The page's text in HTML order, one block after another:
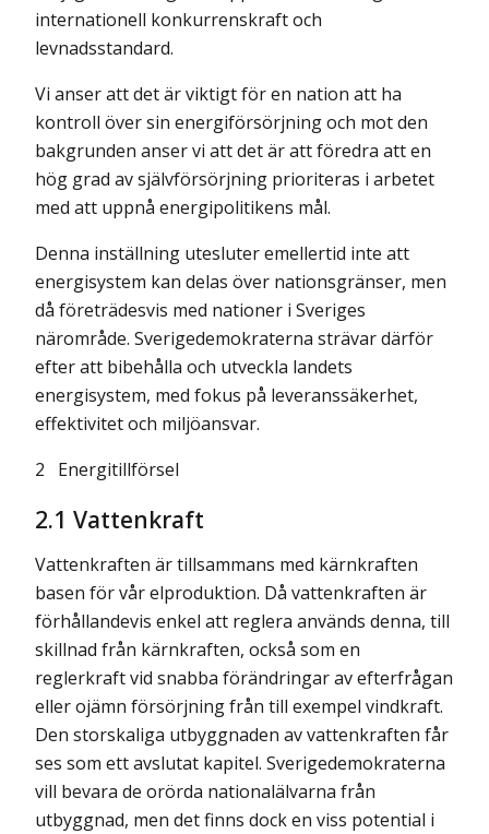
internationell konkurrenskraft och
levnadsstandard.
Vi anser att det är viktigt för en nation att ha
kontroll över sin energiförsörjning och mot den
bakgrunden anser vi att det är att föredra att en
hög grad av självförsörjning prioriteras i arbetet
med att uppnå energipolitikens mål.
Denna inställning utesluter emellertid inte att
energisystem kan delas över nationsgränser, men
då företrädesvis med nationer i Sveriges
närområde. Sverigedemokraterna strävar därför
efter att bibehålla och utveckla landets
energisystem, med fokus på leveranssäkerhet,
effektivitet och miljöansvar.
2 Energitillförsel
2.1 Vattenkraft
Vattenkraften är tillsammans med kärnkraften
basen för vår elproduktion. Då vattenkraften är
förhållandevis enkel att reglera används denna, till
skillnad från kärnkraften, också som en
reglerkraft vid snabba förändringar av efterfrågan
eller ojämn försörjning från till exempel vindkraft.
Den storskaliga utbyggnaden av vattenkraften får
ses som ett avslutat kapitel. Sverigedemokraterna
vill bevara de orörda nationalälvarna från
utbyggnad, men det finns dock en viss potential i